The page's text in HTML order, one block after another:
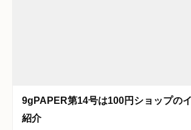
9gPAPER第14号は100円ショップの
紹介